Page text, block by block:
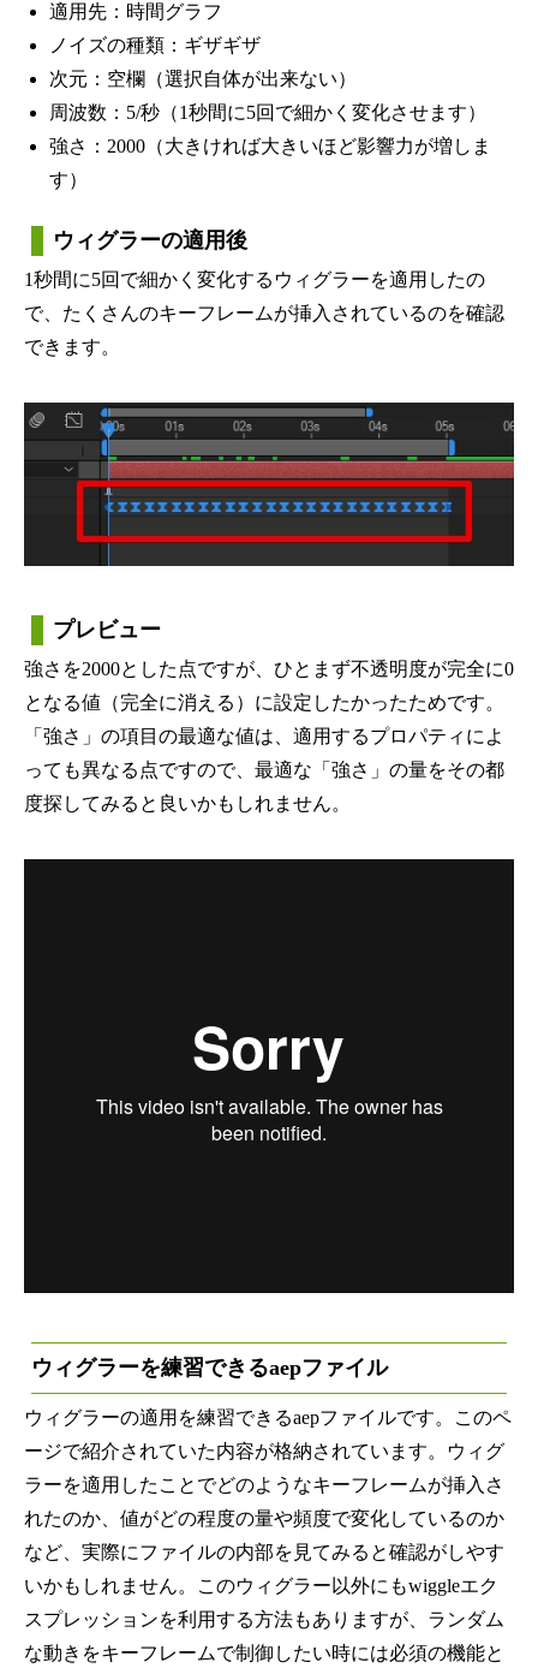
適用先：時間グラフ
ノイズの種類：ギザギザ
次元：空欄（選択自体が出来ない）
周波数：5/秒（1秒間に5回で細かく変化させます）
強さ：2000（大きければ大きいほど影響力が増しま
す）
ウィグラーの適用後
1秒間に5回で細かく変化するウィグラーを適用したの
で、たくさんのキーフレームが挿入されているのを確認
できます。
プレビュー
強さを2000とした点ですが、ひとまず不透明度が完全に0
となる値（完全に消える）に設定したかったためです。
「強さ」の項目の最適な値は、適用するプロパティによ
っても異なる点ですので、最適な「強さ」の量をその都
度探してみると良いかもしれません。
ウィグラーを練習できるaepファイル
ウィグラーの適用を練習できるaepファイルです。このペ
ージで紹介されていた内容が格納されています。ウィグ
ラーを適用したことでどのようなキーフレームが挿入さ
れたのか、値がどの程度の量や頻度で変化しているのか
など、実際にファイルの内部を見てみると確認がしやす
いかもしれません。このウィグラー以外にもwiggleエク
スプレッションを利用する方法もありますが、ランダム
な動きをキーフレームで制御したい時には必須の機能と